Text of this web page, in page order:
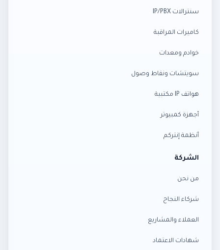
سنترالات IP/PBX
كاميرات المراقبة
خوادم ومعدات
سويتشات ونقاط وصول
هواتف IP مكتبية
أجهزة كمبيوتر
أنظمة إنتركم
الشركة
من نحن
شركاء النجاح
العملاء والمشاريع
شهادات الاعتماد